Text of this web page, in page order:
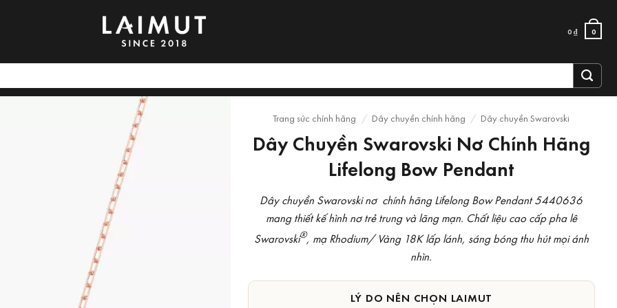
0₫ 0
Trang sức chính hãng / Dây chuyền chính hãng / Dây chuyền Swarovski
Dây Chuyền Swarovski Nơ Chính Hãng
Lifelong Bow Pendant
Dây chuyền Swarovski nơ chính hãng Lifelong Bow Pendant 5440636
mang thiết kế hình nơ trẻ trung và lãng mạn. Chất liệu cao cấp pha lê
Swarovski®, mạ Rhodium/ Vàng 18K lấp lánh, sáng bóng thu hút mọi ánh
nhìn.
LÝ DO NÊN CHỌN LAIMUT